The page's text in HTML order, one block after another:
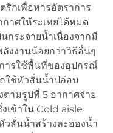
ริกเพื่อหารอัตราการ
กาศให้ระเหยได้หมด
กระจายน้ำเนื่องจากมี
งงานน้อยกว่าวิธีอื่นๆ
ารใช้พื้นที่ของอุปกรณ์
ใช้หัวสั่นน้ำปล่อบ
ตามรูปที่ 5 อากาศจ่าย
เข้าใน Cold aisle
สั่นน้ำสร้างละอองน้ำ